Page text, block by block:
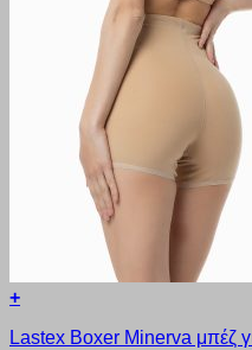
+
το
Lastex Boxer Minerva μπέζ